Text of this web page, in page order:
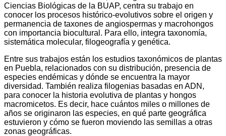
Ciencias Biológicas de la BUAP, centra su trabajo en
conocer los procesos histórico-evolutivos sobre el origen y
permanencia de taxones de angiospermas y macrohongos
con importancia biocultural. Para ello, integra taxonomía,
sistemática molecular, filogeografía y genética.
Entre sus trabajos están los estudios taxonómicos de plantas
en Puebla, relacionados con su distribución, presencia de
especies endémicas y dónde se encuentra la mayor
diversidad. También realiza filogenias basadas en ADN,
para conocer la historia evolutiva de plantas y hongos
macromicetos. Es decir, hace cuántos miles o millones de
años se originaron las especies, en qué parte geográfica
estuvieron y cómo se fueron moviendo las semillas a otras
zonas geográficas.